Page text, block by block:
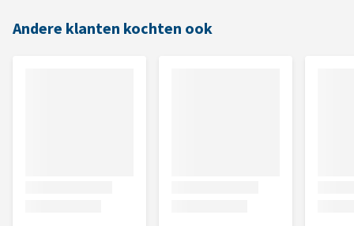
Andere klanten kochten ook